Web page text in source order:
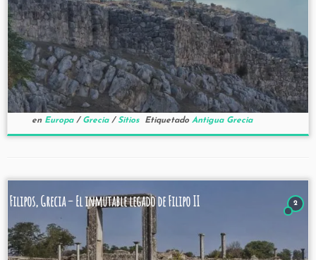
en Europa / Grecia / Sitios Etiquetado Antigua Grecia
2
Filipos, Grecia – El inmutable legado de Filipo II